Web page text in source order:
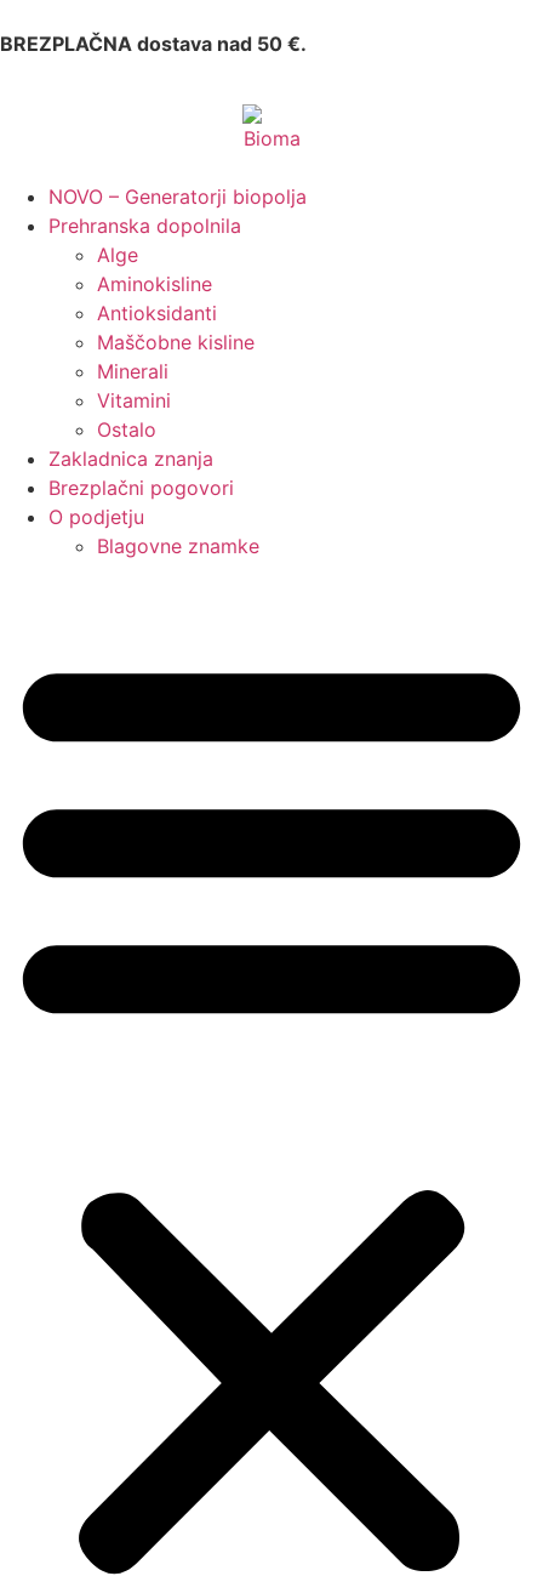
BREZPLAČNA dostava nad 50 €.
NOVO – Generatorji biopolja
Prehranska dopolnila
Alge
Aminokisline
Antioksidanti
Maščobne kisline
Minerali
Vitamini
Ostalo
Zakladnica znanja
Brezplačni pogovori
O podjetju
Blagovne znamke